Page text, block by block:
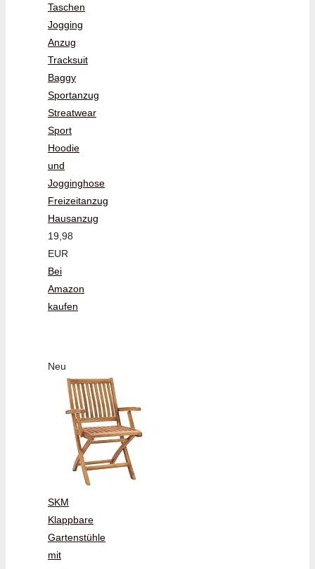
Taschen
Jogging
Anzug
Tracksuit
Baggy
Sportanzug
Streatwear
Sport
Hoodie
und
Jogginghose
Freizeitanzug
Hausanzug
19,98
EUR
Bei
Amazon
kaufen
Neu
SKM
Klappbare
Gartenstühle
mit